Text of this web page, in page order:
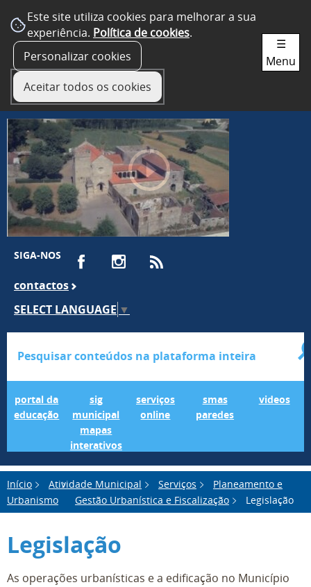
Este site utiliza cookies para melhorar a sua
experiência. Política de cookies.
Personalizar cookies
Aceitar todos os cookies
SIGA-NOS
contactos
SELECT LANGUAGE ▼
portal da
educação
sig
municipal
mapas
interativos
serviços
online
smas
paredes
videos
☰
Menu
Início Atividade Municipal Serviços
Planeamento e
Urbanismo
Gestão Urbanística e Fiscalização Legislação
Legislação
As operações urbanísticas e a edificação no Município